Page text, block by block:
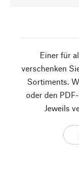
Einer für
verschenken
Sortiments.
oder den
Jeweils